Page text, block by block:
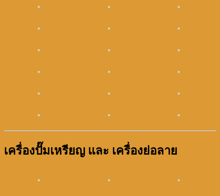
เครื่องปั๊มเหรียญ และ เครื่องย่อลาย